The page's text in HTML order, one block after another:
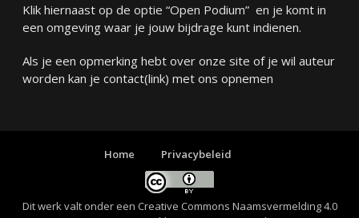
Klik hiernaast op de optie “Open Podium” en je komt in
een omgeving waar je jouw bijdrage kunt indienen.
Als je een opmerking hebt over onze site of je wil auteur
worden kan je contact(link) met ons opnemen
Home Privacybeleid
Dit werk valt onder een Creative Commons Naamsvermelding 4.0